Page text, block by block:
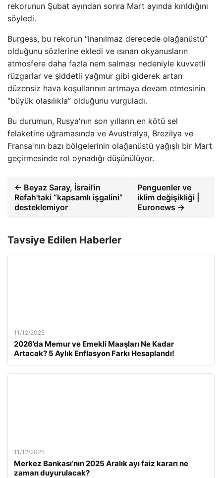
rekorunun Şubat ayından sonra Mart ayında kırıldığını
söyledi.
Burgess, bu rekorun “inanılmaz derecede olağanüstü”
olduğunu sözlerine ekledi ve ısınan okyanusların
atmosfere daha fazla nem salması nedeniyle kuvvetli
rüzgarlar ve şiddetli yağmur gibi giderek artan
düzensiz hava koşullarının artmaya devam etmesinin
“büyük olasılıkla” olduğunu vurguladı.
Bu durumun, Rusya'nın son yılların en kötü sel
felaketine uğramasında ve Avustralya, Brezilya ve
Fransa'nın bazı bölgelerinin olağanüstü yağışlı bir Mart
geçirmesinde rol oynadığı düşünülüyor.
← Beyaz Saray, İsrail'in
Refah'taki “kapsamlı işgalini”
desteklemiyor
Penguenler ve
iklim değişikliği |
Euronews →
Tavsiye Edilen Haberler
11/12/2025
2026’da Memur ve Emekli Maaşları Ne Kadar
Artacak? 5 Aylık Enflasyon Farkı Hesaplandı!
11/12/2025
Merkez Bankası’nın 2025 Aralık ayı faiz kararı ne
zaman duyurulacak?